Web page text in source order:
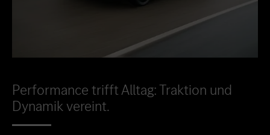
Performance trifft Alltag: Traktion und
Dynamik vereint.